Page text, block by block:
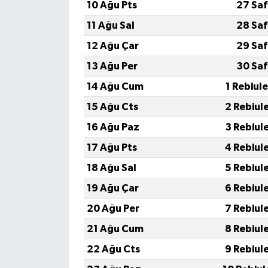
10 Ağu Pts
27
11 Ağu Sal
28
12 Ağu Çar
29
13 Ağu Per
30
14 Ağu Cum
1
15 Ağu Cts
2
16 Ağu Paz
3
17 Ağu Pts
4
18 Ağu Sal
5
19 Ağu Çar
6
20 Ağu Per
7
21 Ağu Cum
8
22 Ağu Cts
9